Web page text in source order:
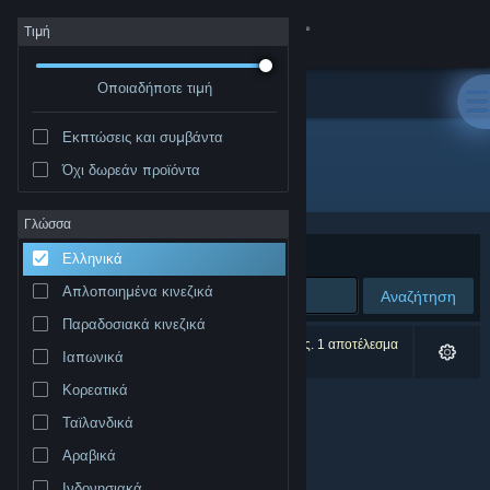
Σύνδεση
Κατάστημα
Σχετικά
Υποστήριξη
Αλλαγή γλώσσας
Προβολή ιστοσελίδας για υπολογιστές
Τιμή
Οποιαδήποτε τιμή
Εκπτώσεις και συμβάντα
Όχι δωρεάν προϊόντα
Γλώσσα
Ελληνικά
Απλοποιημένα κινεζικά
Παραδοσιακά κινεζικά
Ιαπωνικά
Κορεατικά
Ταϊλανδικά
Αραβικά
Εκδότης: gurkenlabs
Ταξινόμηση ανά
Αναζήτηση
0 αποτελέσματα ταιριάζουν με την αναζήτησή σας. 1 αποτέλεσμα
αποκλείστηκε βάσει των προτιμήσεών σας.